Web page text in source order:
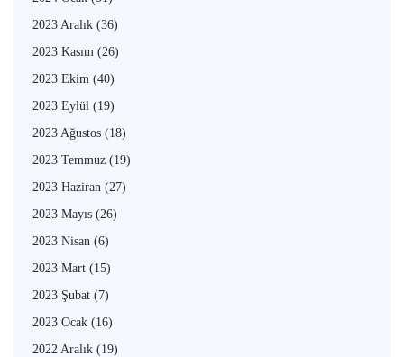
2023 Aralık (36)
2023 Kasım (26)
2023 Ekim (40)
2023 Eylül (19)
2023 Ağustos (18)
2023 Temmuz (19)
2023 Haziran (27)
2023 Mayıs (26)
2023 Nisan (6)
2023 Mart (15)
2023 Şubat (7)
2023 Ocak (16)
2022 Aralık (19)